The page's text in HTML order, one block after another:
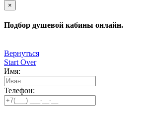
×
Подбор душевой кабины онлайн.
Вернуться
Start Over
Имя:
Телефон: